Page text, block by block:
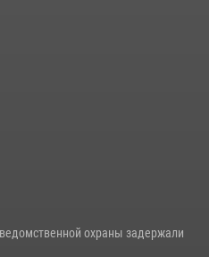
охраны задержали